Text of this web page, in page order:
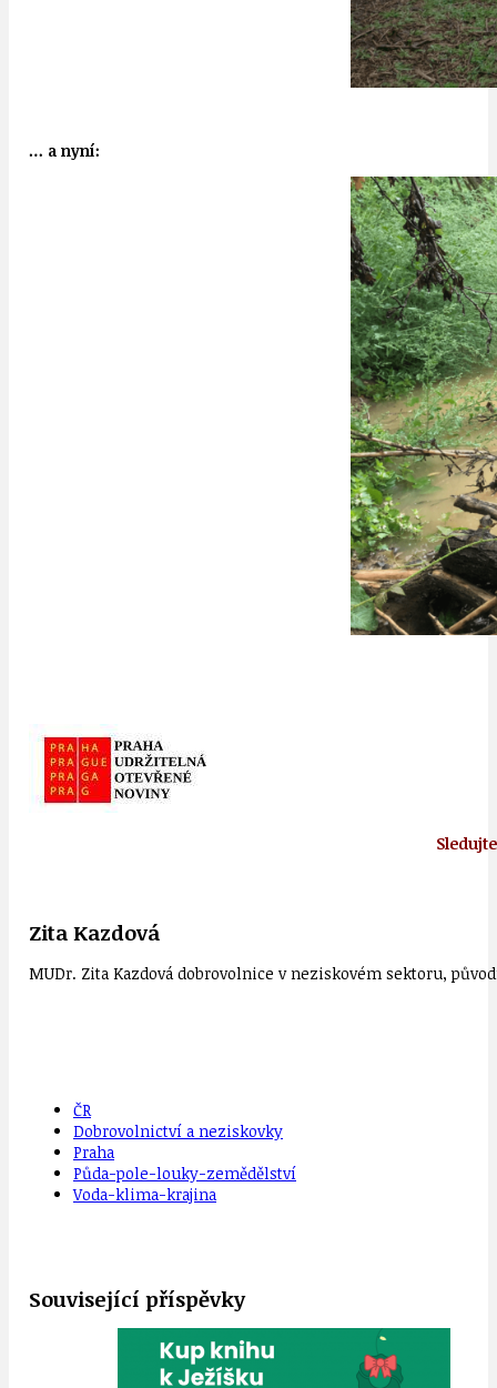
… a nyní:
Zita Kazdová
MUDr. Zita Kazdová dobrovolnice v neziskovém sektoru,
ČR
Dobrovolnictví a neziskovky
Praha
Půda-pole-louky-zemědělství
Voda-klima-krajina
Související příspěvky